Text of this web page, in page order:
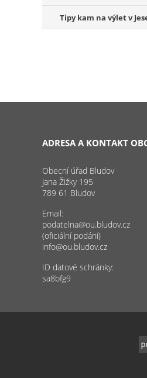
Tipy kam na výlet v
ADRESA A KONTAKT
Obecní úřad Bludov
Jana Žižky 195
789 61 Bludov
Email:
podatelna@ou.bludov.cz
(oficiální podání)
info@ou.bludov.cz
ID datové schránky:
sa8bfg9